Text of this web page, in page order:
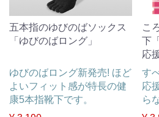
五本指のゆびのばソックス
「ゆびのばロング」
ゆびのばロング新発売! ほど
よいフィット感が特長の健
康5本指靴下です。
こ
下
応
す
応
ら